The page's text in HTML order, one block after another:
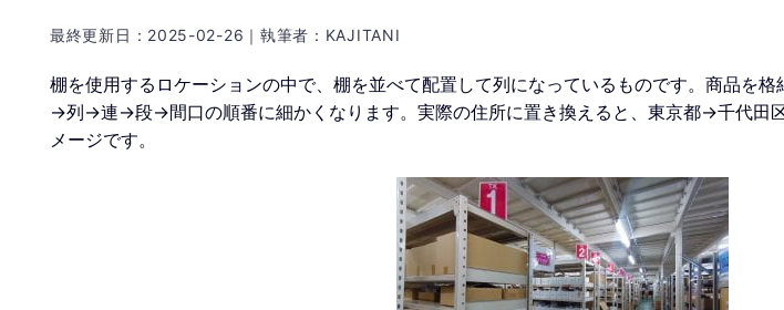
最終更新日： 2025-02-26 ｜執筆者：KAJITANI
棚を使用するロケーションの中で、棚を並べて配置して列になっているものです。商品を
→列→連→段→間口の順番に細かくなります。実際の住所に置き換えると、東京都→千代
メージです。